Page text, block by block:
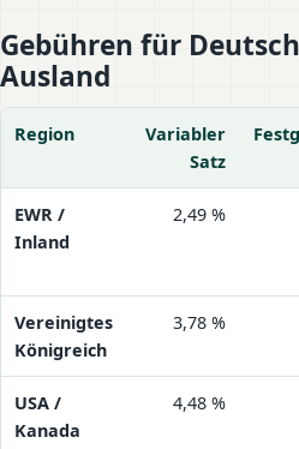
Gebühren für
Ausland
Region
Variabler
Satz
EWR /
Inland
2,49 %
Vereinigtes
Königreich
3,78 %
USA /
Kanada
4,48 %